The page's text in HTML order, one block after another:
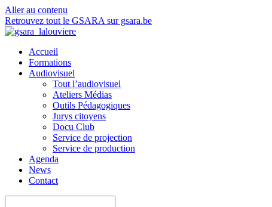
Aller au contenu
Retrouvez tout le GSARA sur gsara.be
Accueil
Formations
Audiovisuel
Tout l’audiovisuel
Ateliers Médias
Outils Pédagogiques
Jurys citoyens
Docu Club
Service de projection
Service de production
Agenda
News
Contact